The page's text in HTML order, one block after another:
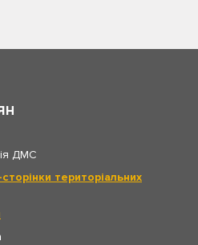
ДМС
сторінки територіальних